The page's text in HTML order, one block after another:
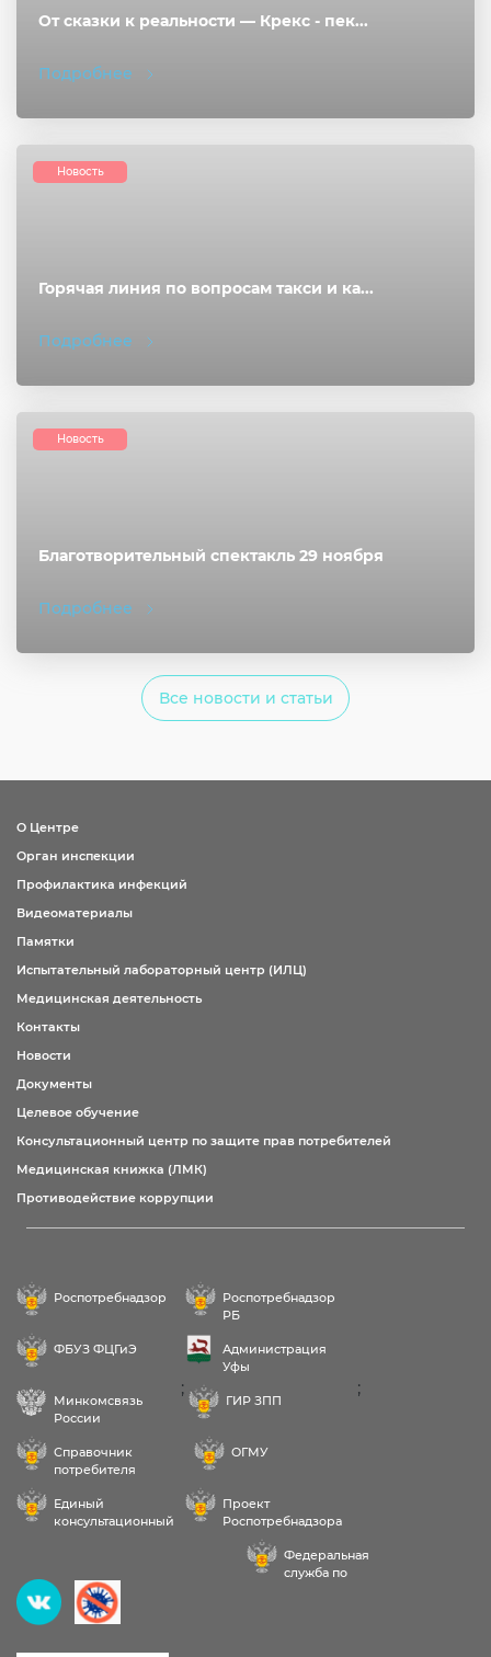
Здравствуйте! Пожалуйста,
выберите услугу:
От сказки к реальности — Крекс - пек...
Подробнее
Горячая линия по вопросам такси и ка...
Подробнее
Новость
Благотворительный спектакль 29 ноября
Подробнее
Новость
Все новости и статьи
О Центре
Орган инспекции
Профилактика инфекций
Видеоматериалы
Памятки
Испытательный лабораторный центр (ИЛЦ)
Медицинская деятельность
Контакты
Новости
Документы
Целевое обучение
Консультационный центр по защите прав потребителей
Медицинская книжка (ЛМК)
Противодействие коррупции
Роспотребнадзор
Роспотребнадзор
РБ
ФБУЗ ФЦГиЭ
Администрация
Уфы
Минкомсвязь
России
;
ГИР ЗПП
;
Справочник
потребителя
ОГМУ
Единый
консультационный
Проект
Роспотребнадзора
РФ «Здоровое
питание» Федеральная
служба по